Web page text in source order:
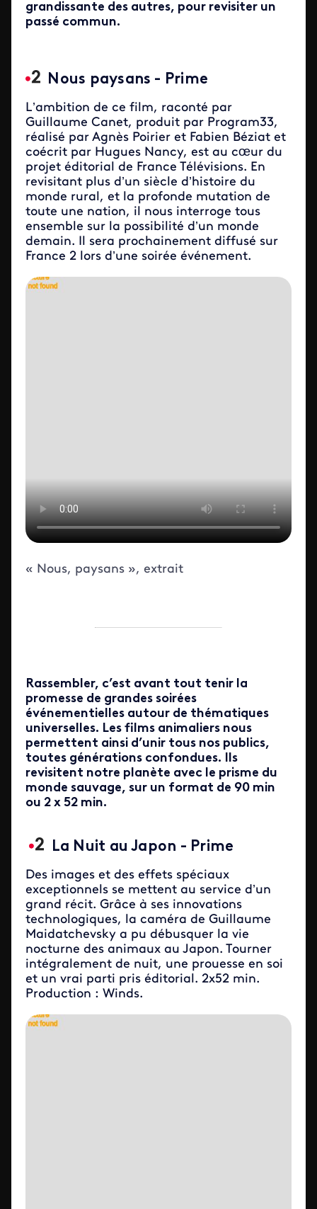
grandissante des autres, pour revisiter un
passé commun.
Nous paysans - Prime
L’ambition de ce film, raconté par
Guillaume Canet, produit par Program33,
réalisé par Agnès Poirier et Fabien Béziat et
coécrit par Hugues Nancy, est au cœur du
projet éditorial de France Télévisions. En
revisitant plus d’un siècle d’histoire du
monde rural, et la profonde mutation de
toute une nation, il nous interroge tous
ensemble sur la possibilité d’un monde
demain. Il sera prochainement diffusé sur
France 2 lors d’une soirée événement.
ID de la video FTV Preview
« Nous, paysans », extrait
Rassembler, c’est avant tout tenir la
promesse de grandes soirées
événementielles autour de thématiques
universelles. Les films animaliers nous
permettent ainsi d’unir tous nos publics,
toutes générations confondues. Ils
revisitent notre planète avec le prisme du
monde sauvage, sur un format de 90 min
ou 2 x 52 min.
La Nuit au Japon - Prime
Des images et des effets spéciaux
exceptionnels se mettent au service d’un
grand récit. Grâce à ses innovations
technologiques, la caméra de Guillaume
Maidatchevsky a pu débusquer la vie
nocturne des animaux au Japon. Tourner
intégralement de nuit, une prouesse en soi
et un vrai parti pris éditorial. 2x52 min.
Production : Winds.
ID de la video FTV Preview